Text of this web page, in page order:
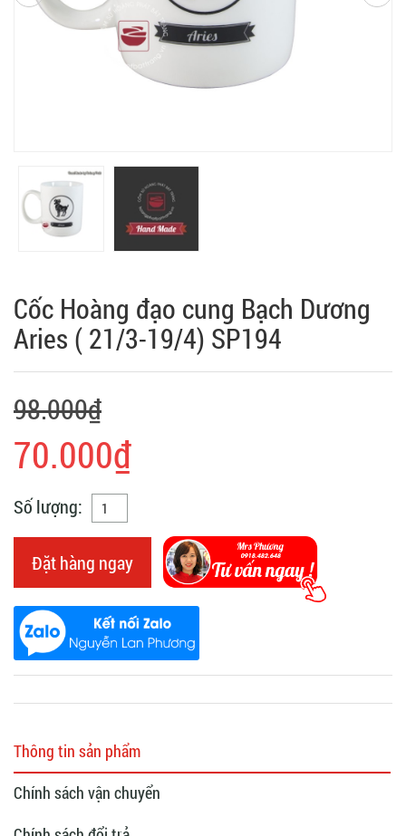
Cốc Hoàng đạo cung Bạch Dương
Aries ( 21/3-19/4) SP194
98.000₫
70.000₫
Số lượng:
Đặt hàng ngay
Thông tin sản phẩm
Chính sách vận chuyển